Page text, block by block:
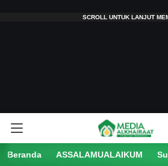
Beranda ASSALAMUALAIKUM